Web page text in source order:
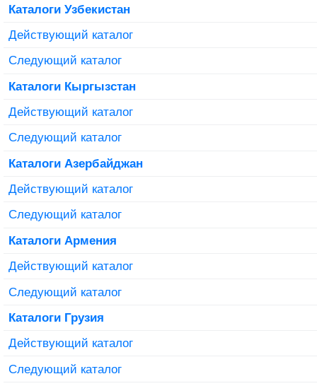
Каталоги Узбекистан
Действующий каталог
Следующий каталог
Каталоги Кыргызстан
Действующий каталог
Следующий каталог
Каталоги Азербайджан
Действующий каталог
Следующий каталог
Каталоги Армения
Действующий каталог
Следующий каталог
Каталоги Грузия
Действующий каталог
Следующий каталог